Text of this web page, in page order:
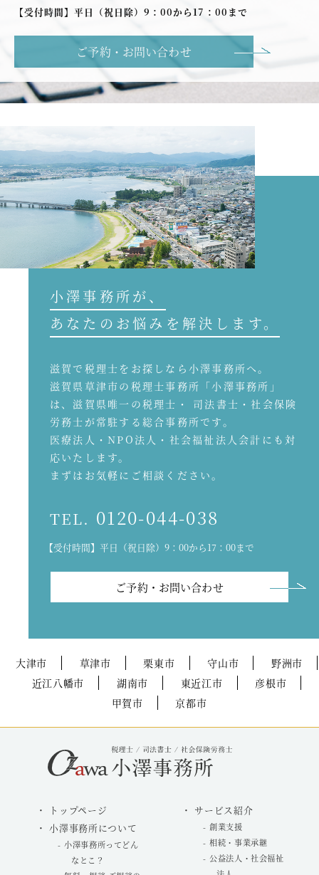
【受付時間】平日（祝日除）9：00から17：00まで
ご予約・お問い合わせ
小澤事務所が、
あなたのお悩みを解決します。
滋賀で税理士をお探しなら小澤事務所へ。
滋賀県草津市の税理士事務所「小澤事務所」
は、滋賀県唯一の税理士・ 司法書士・社会保険
労務士が常駐する総合事務所です。
医療法人・NPO法人・社会福祉法人会計にも対
応いたします。
まずはお気軽にご相談ください。
TEL. 0120-044-038
【受付時間】平日（祝日除）9：00から17：00まで
ご予約・お問い合わせ
大津市 草津市 栗東市 守山市
野洲市
近江八幡市
湖南市 東近江市
彦根市
甲賀市
京都市
トップページ
小澤事務所について
小澤事務所ってどん
なとこ？
サービス紹介
創業支援
相続・事業承継
公益法人・社会福祉